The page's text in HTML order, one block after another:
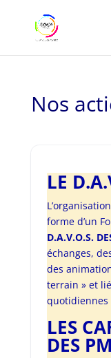
Nos
LE
forme d’un
D.A.V.O.S.
échanges,
des
terrain » et
quotidiennes
LES
DES